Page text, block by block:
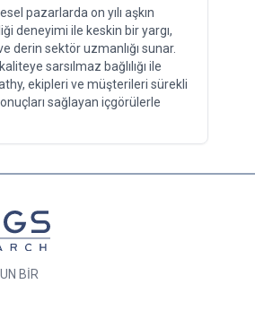
pazarlarda on yılı aşkın
deneyimi ile keskin bir yargı,
derin sektör uzmanlığı sunar.
sarsılmaz bağlılığı ile
ekipleri ve müşterileri sürekli
sağlayan içgörülerle
BİR